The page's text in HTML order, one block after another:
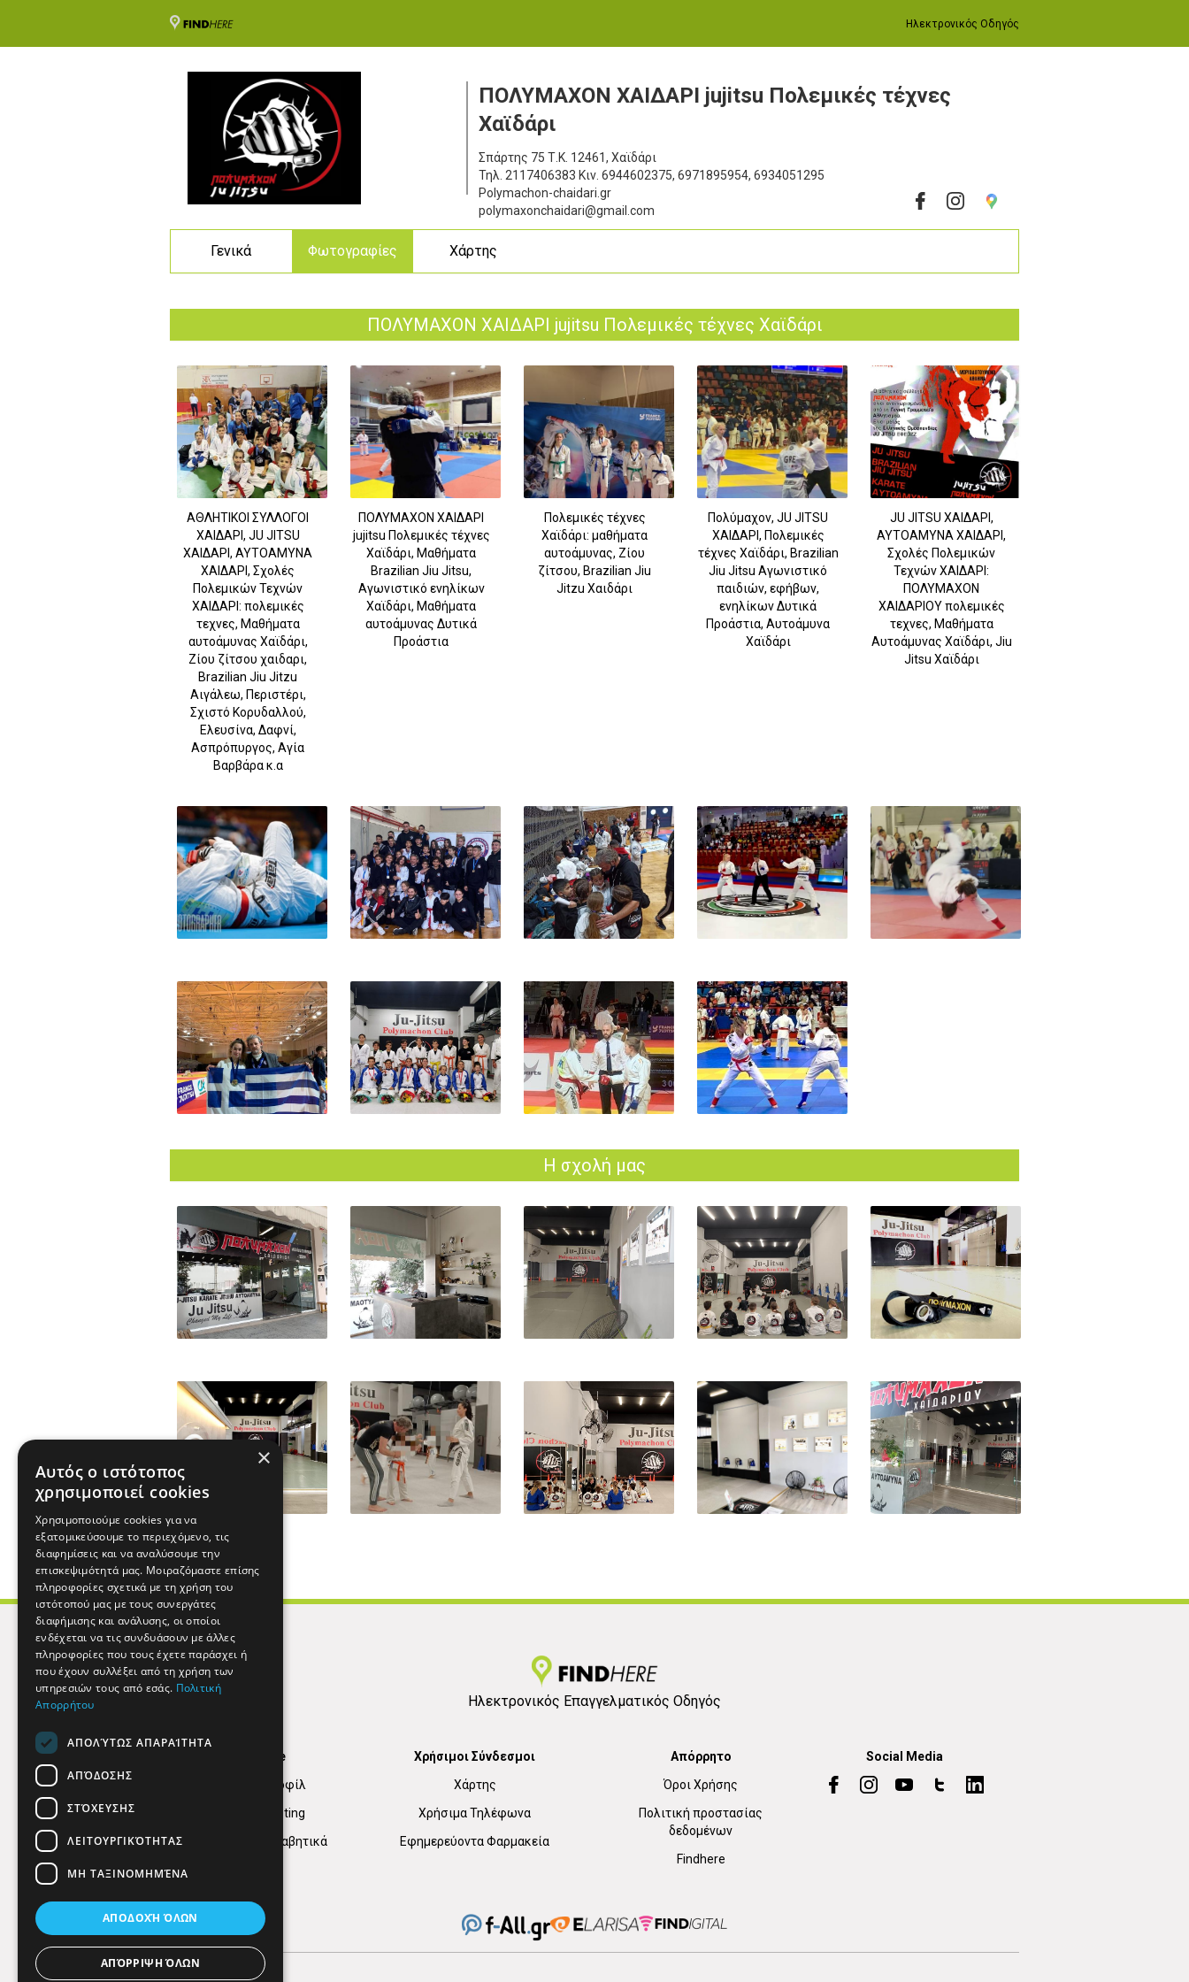
Ηλεκτρονικός Οδηγός
ΠΟΛΥΜΑΧΟΝ ΧΑΙΔΑΡΙ jujitsu Πολεμικές τέχνες
Χαϊδάρι
Σπάρτης 75 Τ.Κ. 12461, Χαϊδάρι
Τηλ. 2117406383 Κιν. 6944602375, 6971895954, 6934051295
Polymachon-chaidari.gr
polymaxonchaidari@gmail.com
Γενικά Φωτογραφίες Χάρτης
ΠΟΛΥΜΑΧΟΝ ΧΑΙΔΑΡΙ jujitsu Πολεμικές τέχνες Χαϊδάρι
ΑΘΛΗΤΙΚΟΙ ΣΥΛΛΟΓΟΙ
ΧΑΙΔΑΡΙ, JU JITSU
ΧΑΙΔΑΡΙ, ΑΥΤΟΑΜΥΝΑ
ΧΑΙΔΑΡΙ, Σχολές
Πολεμικών Τεχνών
ΧΑΙΔΑΡΙ: πολεμικές
τεχνες, Μαθήματα
αυτοάμυνας Χαϊδάρι,
Ζίου ζίτσου χαιδαρι,
Brazilian Jiu Jitzu
Αιγάλεω, Περιστέρι,
Σχιστό Κορυδαλλού,
Ελευσίνα, Δαφνί,
Ασπρόπυργος, Αγία
Βαρβάρα κ.α
ΠΟΛΥΜΑΧΟΝ ΧΑΙΔΑΡΙ
jujitsu Πολεμικές τέχνες
Χαϊδάρι, Μαθήματα
Brazilian Jiu Jitsu,
Αγωνιστικό ενηλίκων
Χαϊδάρι, Μαθήματα
αυτοάμυνας Δυτικά
Προάστια
Πολεμικές τέχνες
Χαϊδάρι: μαθήματα
αυτοάμυνας, Ζίου
ζίτσου, Brazilian Jiu
Jitzu Χαιδάρι
Πολύμαχον, JU JITSU
ΧΑΙΔΑΡΙ, Πολεμικές
τέχνες Χαϊδάρι, Brazilian
Jiu Jitsu Αγωνιστικό
παιδιών, εφήβων,
ενηλίκων Δυτικά
Προάστια, Αυτοάμυνα
Χαϊδάρι
JU JITSU ΧΑΙΔΑΡΙ,
ΑΥΤΟΑΜΥΝΑ ΧΑΙΔΑΡΙ,
Σχολές Πολεμικών
Τεχνών ΧΑΙΔΑΡΙ:
ΠΟΛΥΜΑΧΟΝ
ΧΑΙΔΑΡΙΟΥ πολεμικές
τεχνες, Μαθήματα
Αυτοάμυνας Χαϊδάρι, Jiu
Jitsu Χαϊδάρι
Η σχολή μας
24
Ηλεκτρονικός Επαγγελματικός Οδηγός
Find Here
Εταιρικό Προφίλ
Digital marketing
Κατηγορίες Αλφαβητικά
Χρήσιμοι Σύνδεσμοι
Χάρτης
Χρήσιμα Τηλέφωνα
Εφημερεύοντα Φαρμακεία
Απόρρητο
Όροι Χρήσης
Πολιτική προστασίας
δεδομένων
Findhere
Social Media
×
Αυτός ο ιστότοπος
χρησιμοποιεί cookies
Χρησιμοποιούμε cookies για να
εξατομικεύσουμε το περιεχόμενο, τις
διαφημίσεις και να αναλύσουμε την
επισκεψιμότητά μας. Μοιραζόμαστε επίσης
πληροφορίες σχετικά με τη χρήση του
ιστότοπού μας με τους συνεργάτες
διαφήμισης και ανάλυσης, οι οποίοι
ενδέχεται να τις συνδυάσουν με άλλες
πληροφορίες που τους έχετε παράσχει ή
που έχουν συλλέξει από τη χρήση των
υπηρεσιών τους από εσάς. Πολιτική
Απορρήτου
ΑΠΟΛΎΤΩΣ ΑΠΑΡΑΊΤΗΤΑ
ΑΠΌΔΟΣΗΣ
ΣΤΌΧΕΥΣΗΣ
ΛΕΙΤΟΥΡΓΙΚΌΤΗΤΑΣ
ΜΗ ΤΑΞΙΝΟΜΗΜΈΝΑ
ΑΠΟΔΟΧΉ ΌΛΩΝ
ΑΠΌΡΡΙΨΗ ΌΛΩΝ